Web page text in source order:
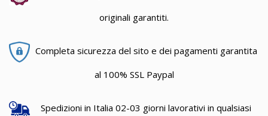
originali garantiti.
Completa sicurezza del sito e dei pagamenti garantita
al 100% SSL Paypal
Spedizioni in Italia 02-03 giorni lavorativi in qualsiasi